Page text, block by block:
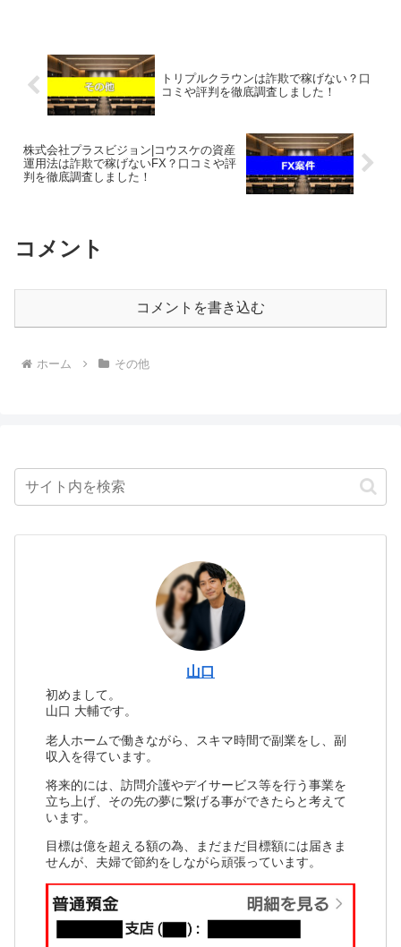
トリプルクラウンは詐欺で稼げない？口
コミや評判を徹底調査しました！
株式会社プラスビジョン|コウスケの資産
運用法は詐欺で稼げないFX？口コミや評
判を徹底調査しました！
コメント
コメントを書き込む
ホーム その他
山口
初めまして。
山口 大輔です。
老人ホームで働きながら、スキマ時間で副業をし、副
収入を得ています。
将来的には、訪問介護やデイサービス等を行う事業を
立ち上げ、その先の夢に繋げる事ができたらと考えて
います。
目標は億を超える額の為、まだまだ目標額には届きま
せんが、夫婦で節約をしながら頑張っています。